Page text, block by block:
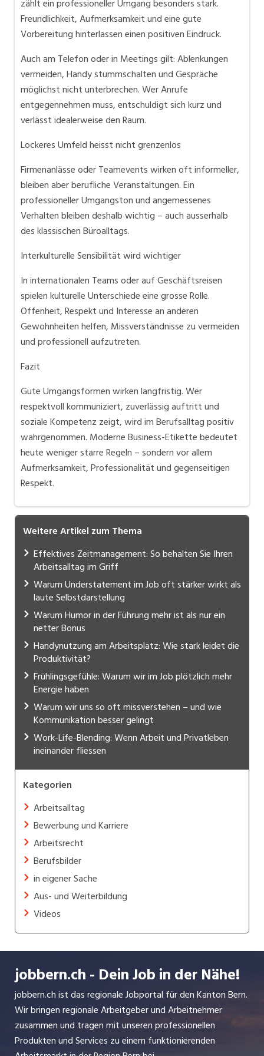
zählt ein professioneller Umgang besonders stark.
Freundlichkeit, Aufmerksamkeit und eine gute
Vorbereitung hinterlassen einen positiven Eindruck.
Auch am Telefon oder in Meetings gilt: Ablenkungen
vermeiden, Handy stummschalten und Gespräche
möglichst nicht unterbrechen. Wer Anrufe
entgegennehmen muss, entschuldigt sich kurz und
verlässt idealerweise den Raum.
Lockeres Umfeld heisst nicht grenzenlos
Firmenanlässe oder Teamevents wirken oft informeller,
bleiben aber berufliche Veranstaltungen. Ein
professioneller Umgangston und angemessenes
Verhalten bleiben deshalb wichtig – auch ausserhalb
des klassischen Büroalltags.
Interkulturelle Sensibilität wird wichtiger
In internationalen Teams oder auf Geschäftsreisen
spielen kulturelle Unterschiede eine grosse Rolle.
Offenheit, Respekt und Interesse an anderen
Gewohnheiten helfen, Missverständnisse zu vermeiden
und professionell aufzutreten.
Fazit
Gute Umgangsformen wirken langfristig. Wer
respektvoll kommuniziert, zuverlässig auftritt und
soziale Kompetenz zeigt, wird im Berufsalltag positiv
wahrgenommen. Moderne Business-Etikette bedeutet
heute weniger starre Regeln – sondern vor allem
Aufmerksamkeit, Professionalität und gegenseitigen
Respekt.
Weitere Artikel zum Thema
Effektives Zeitmanagement: So behalten Sie Ihren
Arbeitsalltag im Griff
Warum Understatement im Job oft stärker wirkt als
laute Selbstdarstellung
Warum Humor in der Führung mehr ist als nur ein
netter Bonus
Handynutzung am Arbeitsplatz: Wie stark leidet die
Produktivität?
Frühlingsgefühle: Warum wir im Job plötzlich mehr
Energie haben
Warum wir uns so oft missverstehen – und wie
Kommunikation besser gelingt
Work-Life-Blending: Wenn Arbeit und Privatleben
ineinander fliessen
Kategorien
Arbeitsalltag
Bewerbung und Karriere
Arbeitsrecht
Berufsbilder
in eigener Sache
Aus- und Weiterbildung
Videos
jobbern.ch - Dein Job in der Nähe!
jobbern.ch ist das regionale Jobportal für den Kanton Bern.
Wir bringen regionale Arbeitgeber und Arbeitnehmer
zusammen und tragen mit unseren professionellen
Produkten und Services zu einem funktionierenden